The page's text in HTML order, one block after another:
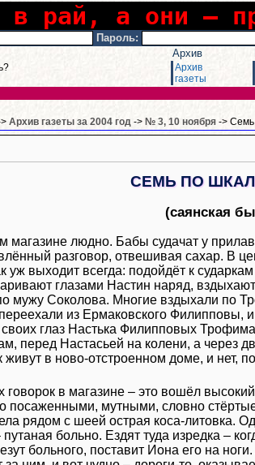
в рай, а они –
Пароль:
Архив
Архив
газеты
Архив газеты за 2004 год -> № 3, 10 ноября ->
СЕМЬ ПО
(саянская
магазине людно. Бабы судачат у
разговор, отвешивая сахар. В
уж выходит всегда: подойдёт к
глазами Настин наряд,
мужу Соколова. Многие вздыхали по
из Ермаковского Филипповы,
глаз Настька Филипповых
перед Настасьей на колени, а через
живут в ново-отстроенном доме, и
говорок в магазине – это вошёл
посаженными, мутными, словно
рядом с шеей острая коса-литовка.
путаная больно. Ездят туда изредка –
больного, поставит Иона его на